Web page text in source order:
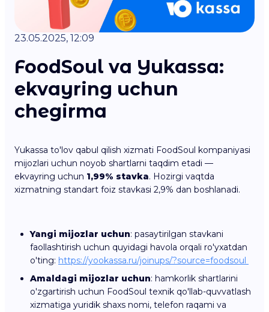
23.05.2025, 12:09
FoodSoul va Yukassa:
ekvayring uchun
chegirma
Yukassa to'lov qabul qilish xizmati FoodSoul kompaniyasi
mijozlari uchun noyob shartlarni taqdim etadi —
ekvayring uchun 1,99% stavka. Hozirgi vaqtda
xizmatning standart foiz stavkasi 2,9% dan boshlanadi.
Yangi mijozlar uchun: pasaytirilgan stavkani
faollashtirish uchun quyidagi havola orqali ro'yxatdan
o'ting: https://yookassa.ru/joinups/?source=foodsoul
Amaldagi mijozlar uchun: hamkorlik shartlarini
o'zgartirish uchun FoodSoul texnik qo'llab-quvvatlash
xizmatiga yuridik shaxs nomi, telefon raqami va